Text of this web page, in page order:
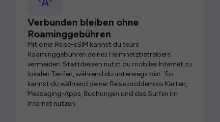
Verbunden bleiben ohne
Roaminggebühren
Mit einer Reise-eSIM kannst du teure
Roaminggebühren deines Heimnetzbetreibers
vermeiden. Stattdessen nutzt du mobiles Internet zu
lokalen Tarifen, während du unterwegs bist. So
kannst du während deiner Reise problemlos Karten,
Messaging-Apps, Buchungen und das Surfen im
Internet nutzen.